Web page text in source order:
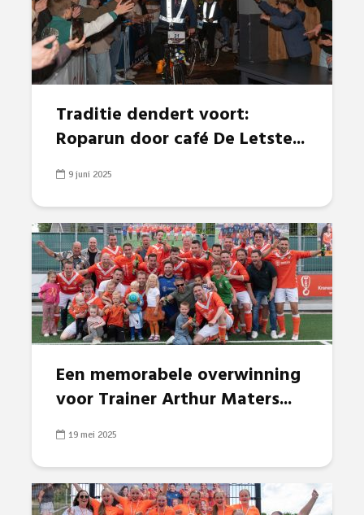
Traditie dendert voort:
Roparun door café De Letste...
9 juni 2025
Een memorabele overwinning
voor Trainer Arthur Maters...
19 mei 2025